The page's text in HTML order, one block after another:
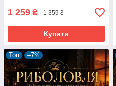
1 259 ₴ 1 359 ₴
Купити
Топ –7%